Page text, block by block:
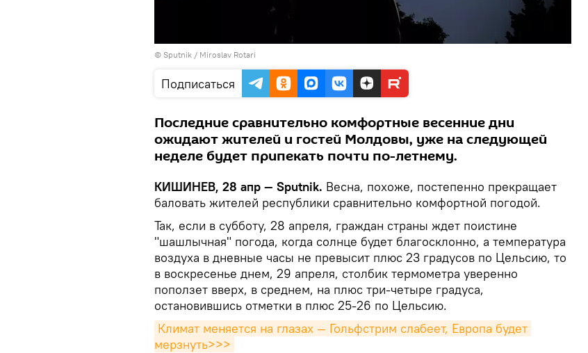
© Sputnik / Miroslav Rotari
Подписаться
Последние сравнительно комфортные весенние дни
ожидают жителей и гостей Молдовы, уже на следующей
неделе будет припекать почти по-летнему.
КИШИНЕВ, 28 апр — Sputnik. Весна, похоже, постепенно прекращает
баловать жителей республики сравнительно комфортной погодой.
Так, если в субботу, 28 апреля, граждан страны ждет поистине
"шашлычная" погода, когда солнце будет благосклонно, а температура
воздуха в дневные часы не превысит плюс 23 градусов по Цельсию, то
в воскресенье днем, 29 апреля, столбик термометра уверенно
поползет вверх, в среднем, на плюс три-четыре градуса,
остановившись отметки в плюс 25-26 по Цельсию.
Климат меняется на глазах — Гольфстрим слабеет, Европа будет
мерзнуть>>>